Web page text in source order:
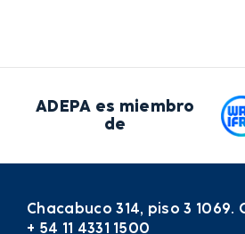
ADEPA es miembro
de
Chacabuco 314, piso 3 1069.
+ 54 11 4331 1500